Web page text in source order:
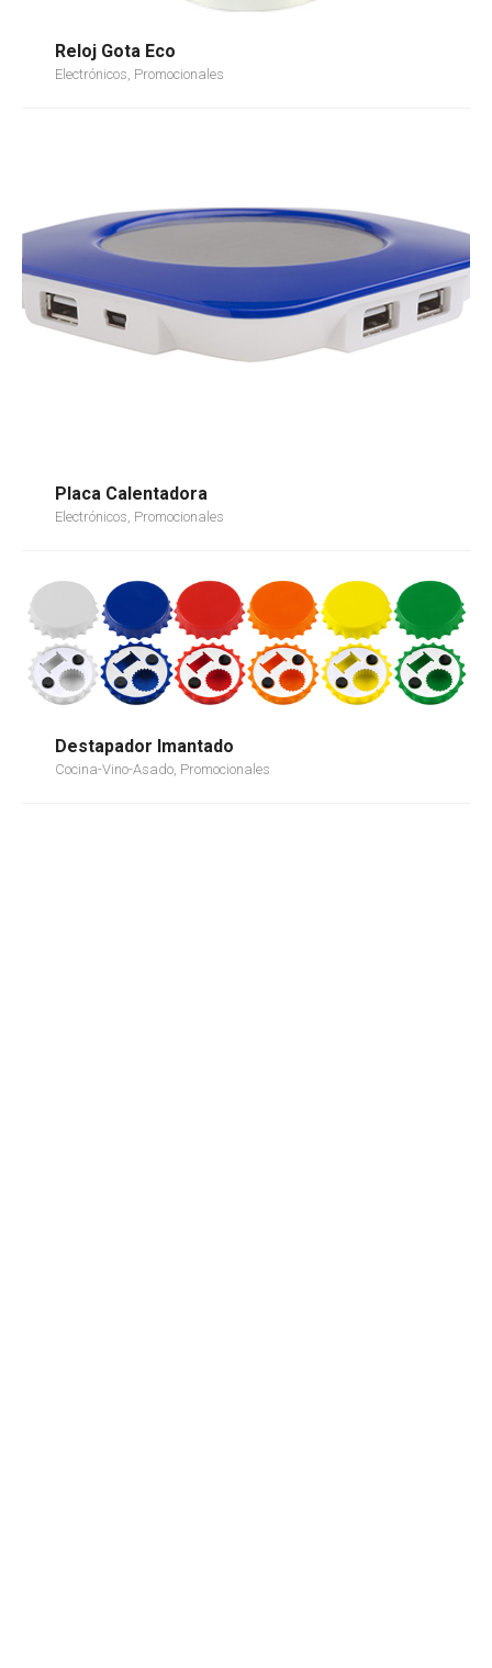
Reloj Gota Eco
Electrónicos, Promocionales
Placa Calentadora
Electrónicos, Promocionales
Destapador Imantado
Cocina-Vino-Asado, Promocionales